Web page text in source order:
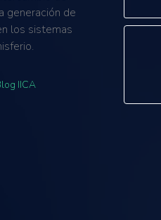
generación de
los sistemas
IICA